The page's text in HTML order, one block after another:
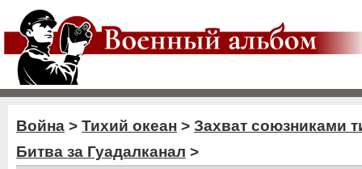
Война > Тихий океан > Захват союзниками
Битва за Гуадалканал >